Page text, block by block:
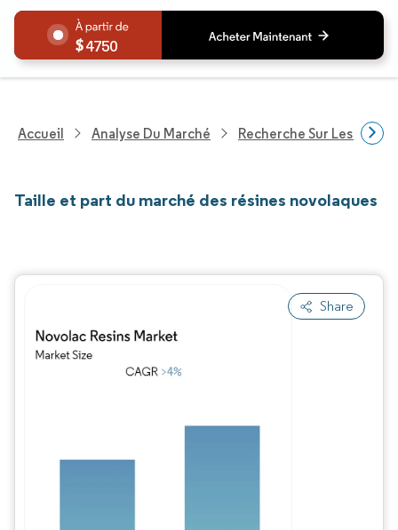
4750
Accueil Analyse Du Marché Recherche Sur Les
Taille et part du marché des résines novolaques
Share